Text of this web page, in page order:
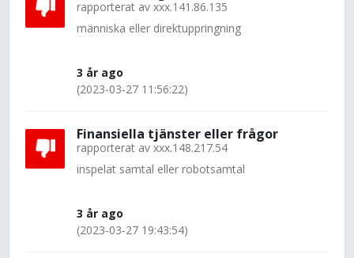
rapporterat av xxx.141.86.135
människa eller direktuppringning
3 år ago
(2023-03-27 11:56:22)
Finansiella tjänster eller frågor
rapporterat av xxx.148.217.54
inspelat samtal eller robotsamtal
3 år ago
(2023-03-27 19:43:54)